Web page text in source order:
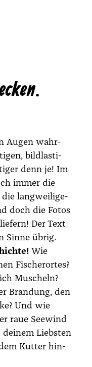
Augen wahr­
bild­las­ti­
denn je! Im
immer die
die lang­wei­li­ge­
doch die Fotos
Der Text
Sin­ne übrig.
Wie
Fischer­or­tes?
Muscheln?
Bran­dung, den
Und wie
raue See­wind
Liebs­ten
Kut­ter hin­